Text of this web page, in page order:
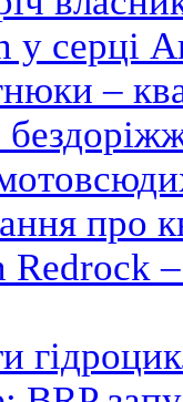
серці
–
про